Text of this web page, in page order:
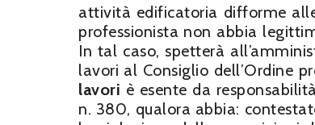
attività edificatoria difforme
professionista non abbia
In tal caso, spetterà
lavori al Consiglio dell’Ordine
lavori è esente da
n. 380, qualora abbia: